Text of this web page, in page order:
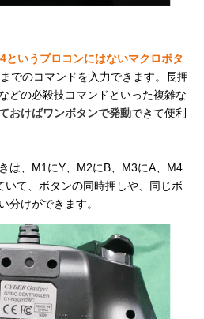
というプロコンにはないマクロボタ
でのコマンドを入力できます。長押
どの必殺技コマンドといった複雑な
おけばワンボタンで発動できて便利
は、M1にY、M2にB、M3にA、M4
いて、ボタンの同時押しや、同じボ
分けができます。